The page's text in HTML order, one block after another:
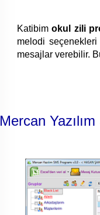
Katibimokul zili
melodi
mesajlar verebilir.
Mercan